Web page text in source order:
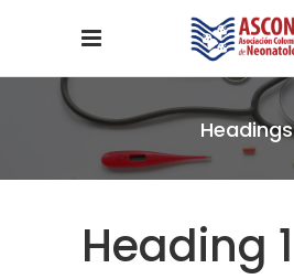
Headings
Heading 1